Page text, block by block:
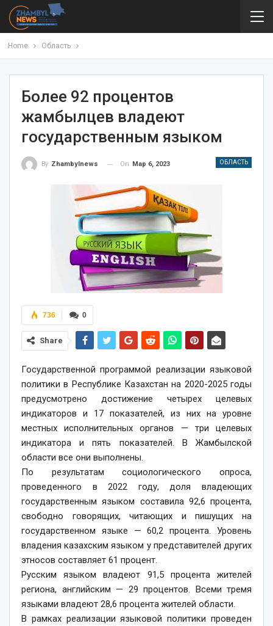
Home Область
Более 92 процентов
жамбылцев владеют
государственным языком
ОБЛАСТЬ
By Zhambylnews On Мар 6, 2023
0
736
Share
Государственной программой реализации языковой
политики в Республике Казахстан на 2020-2025 годы
предусмотрено достижение четырех целевых
индикаторов и 17 показателей, из них на уровне
местных исполнительных органов — три целевых
индикатора и пять показателей. В Жамбылской
области все они выполнены.
По результатам социологического опроса,
проведенного в 2022 году, доля владеющих
государственным языком составила 92,6 процента,
свободно говорящих, читающих и пишущих на
государственном языке — 60,2 процента. Уровень
владения казахским языком у представителей других
этносов составляет 61 процент.
Русским языком владеют 91,5 процента жителей
региона, английским — 29 процентов. Всеми тремя
языками владеют 28,6 процента жителей области.
В рамках реализации языковой политики проведен